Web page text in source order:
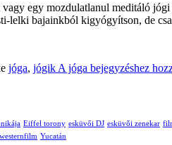
Eiffel torony esküvői DJ esküvői zenekar
westernfilm Yucatán
egy mozdulatlanul meditáló
lelki bajainkból kigyógyítson, de
jóga, jógik A jóga bejegyzéshez